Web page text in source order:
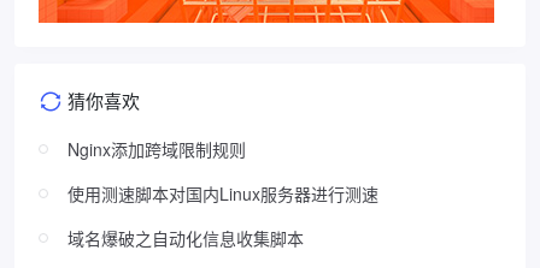
猜你喜欢
Nginx添加跨域限制规则
使用测速脚本对国内Linux服务器进行测速
域名爆破之自动化信息收集脚本